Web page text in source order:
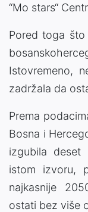
“Mo stars“
Pored toga
Istovremeno,
zadržala da
Prema
Bosna i
izgubila deset
istom izvoru,
najkasnije
ostati bez više